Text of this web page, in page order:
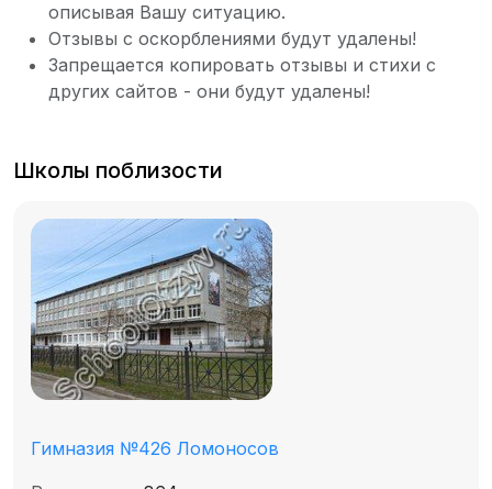
описывая Вашу ситуацию.
Отзывы с оскорблениями будут удалены!
Запрещается копировать отзывы и стихи с
других сайтов - они будут удалены!
Школы поблизости
Гимназия №426 Ломоносов